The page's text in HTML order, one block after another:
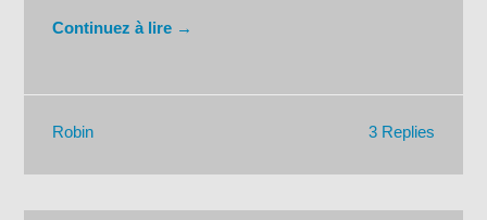
Continuez à lire →
3 Replies
Robin